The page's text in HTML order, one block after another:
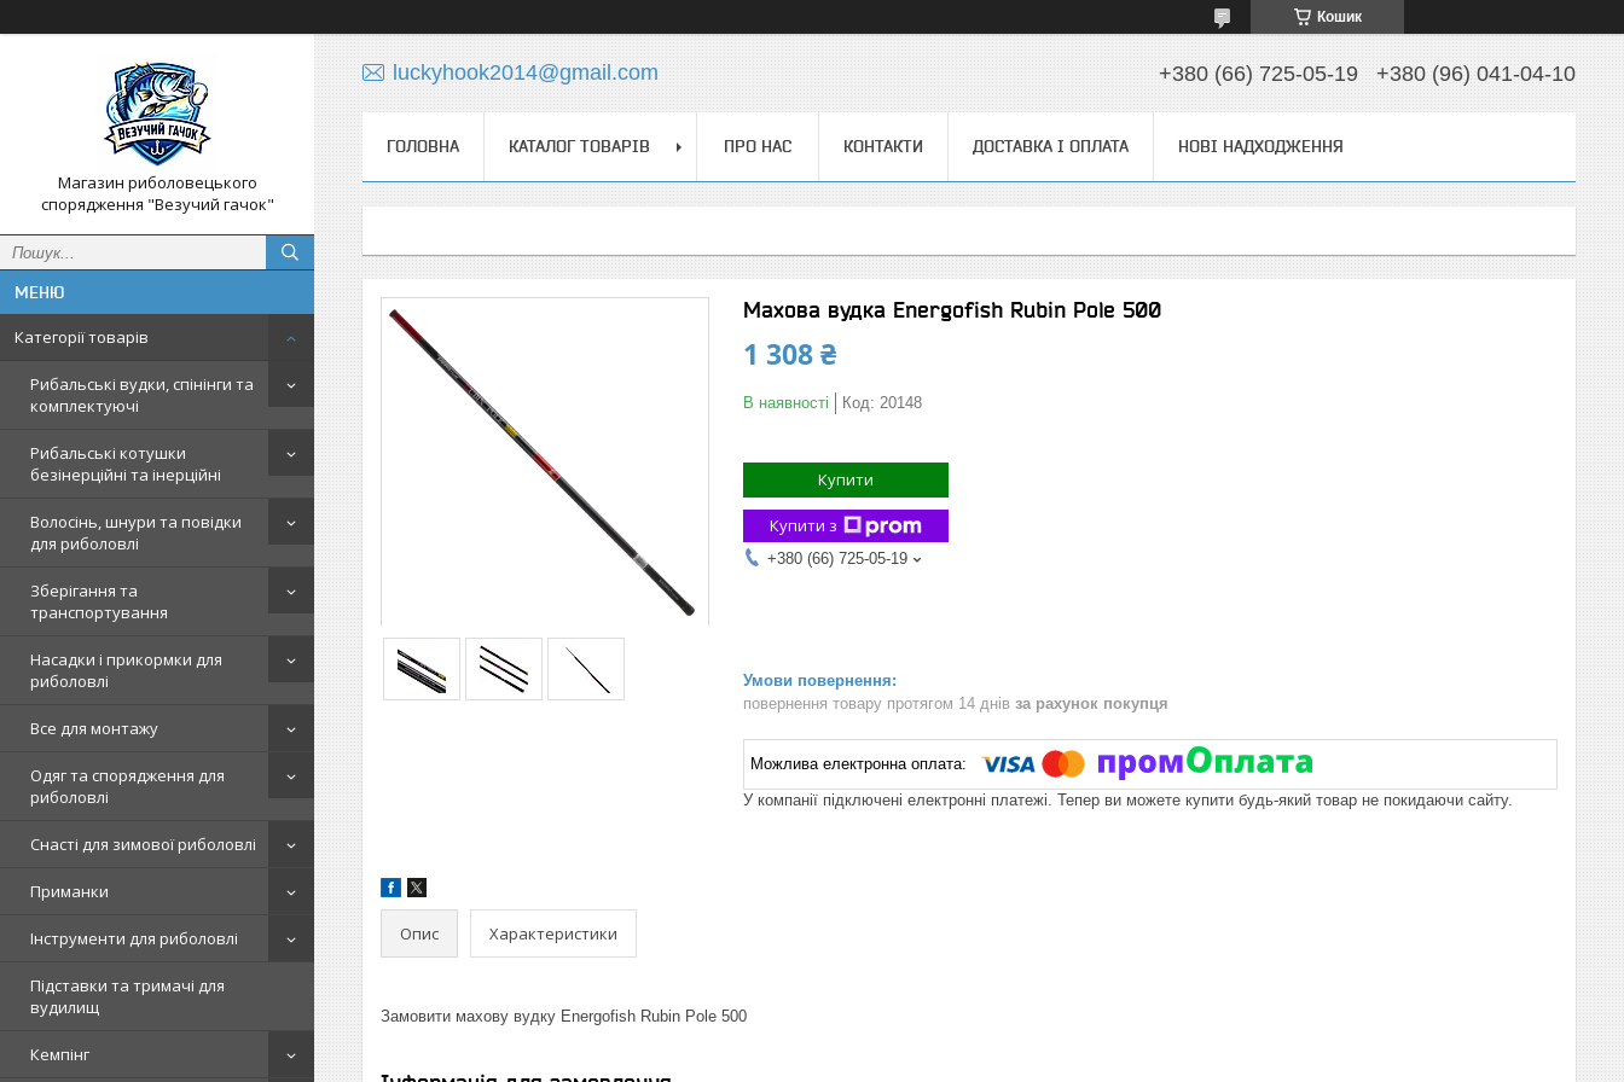
Кошик
Магазин риболовецького
спорядження "Везучий гачок"
Категорії товарів
Рибальські вудки, спінінги та
комплектуючі
Рибальські котушки
безінерційні та інерційні
Волосінь, шнури та повідки
для риболовлі
Зберігання та
транспортування
Насадки і прикормки для
риболовлі
Все для монтажу
Одяг та спорядження для
риболовлі
Снасті для зимової риболовлі
Приманки
Інструменти для риболовлі
Підставки та тримачі для
вудилищ
Кемпінг
luckyhook2014@gmail.com +380 (66) 725-05-19 +380 (96) 041-04-10
ГОЛОВНА КАТАЛОГ ТОВАРІВ ПРО НАС КОНТАКТИ ДОСТАВКА І ОПЛАТА НОВІ НАДХОДЖЕННЯ
Махова вудка Energofish Rubin Pole 500
1 308 ₴
В наявності Код: 20148
Купити
Купити з
+380 (66) 725-05-19
повернення товару протягом 14 днів за рахунок покупця
У компанії підключені електронні платежі. Тепер ви можете купити будь-який товар не покидаючи сайту.
Опис Характеристики
Замовити махову вудку Energofish Rubin Pole 500